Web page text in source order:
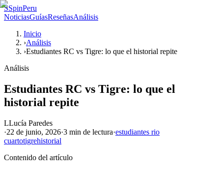
SSpinPeru
NoticiasGuíasReseñasAnálisis
Inicio
›Análisis
›Estudiantes RC vs Tigre: lo que el historial repite
Análisis
Estudiantes RC vs Tigre: lo que el
historial repite
LLucía Paredes
·22 de junio, 2026·3 min de lectura·estudiantes rio
cuartotigrehistorial
Contenido del artículo